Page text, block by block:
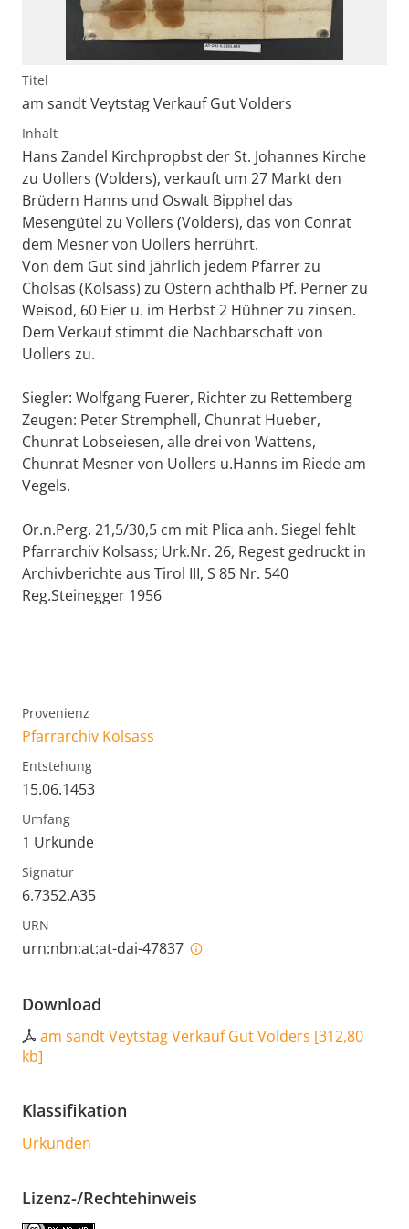
Titel
am sandt Veytstag Verkauf Gut Volders
Inhalt
Hans Zandel Kirchpropbst der St. Johannes Kirche
zu Uollers (Volders), verkauft um 27 Markt den
Brüdern Hanns und Oswalt Bipphel das
Mesengütel zu Vollers (Volders), das von Conrat
dem Mesner von Uollers herrührt.
Von dem Gut sind jährlich jedem Pfarrer zu
Cholsas (Kolsass) zu Ostern achthalb Pf. Perner zu
Weisod, 60 Eier u. im Herbst 2 Hühner zu zinsen.
Dem Verkauf stimmt die Nachbarschaft von
Uollers zu.
Siegler: Wolfgang Fuerer, Richter zu Rettemberg
Zeugen: Peter Stremphell, Chunrat Hueber,
Chunrat Lobseiesen, alle drei von Wattens,
Chunrat Mesner von Uollers u.Hanns im Riede am
Vegels.
Or.n.Perg. 21,5/30,5 cm mit Plica anh. Siegel fehlt
Pfarrarchiv Kolsass; Urk.Nr. 26, Regest gedruckt in
Archivberichte aus Tirol III, S 85 Nr. 540
Reg.Steinegger 1956
Provenienz
Pfarrarchiv Kolsass
Entstehung
15.06.1453
Umfang
1 Urkunde
Signatur
6.7352.A35
URN
urn:nbn:at:at-dai-47837
Download
am sandt Veytstag Verkauf Gut Volders [312,80
kb]
Klassifikation
Urkunden
Lizenz-/Rechtehinweis